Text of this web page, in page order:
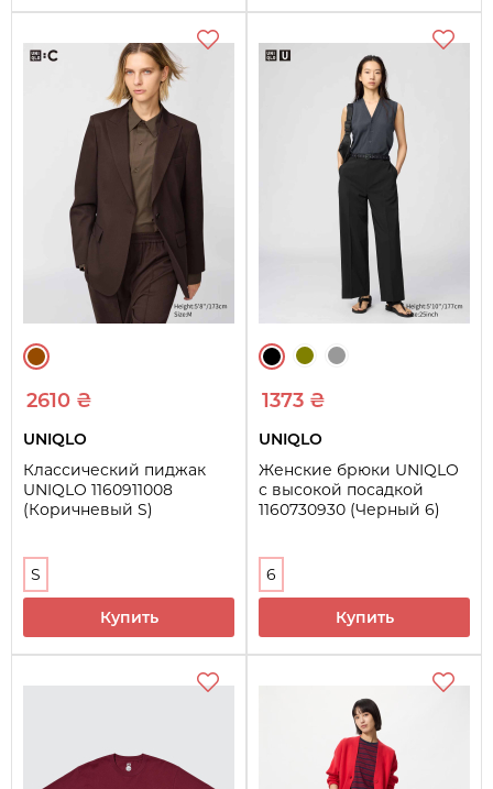
2610 ₴
UNIQLO
Классический пиджак
UNIQLO 1160911008
(Коричневый S)
S
Купить
1373 ₴
UNIQLO
Женские брюки UNIQLO
с высокой посадкой
1160730930 (Черный 6)
6
Купить